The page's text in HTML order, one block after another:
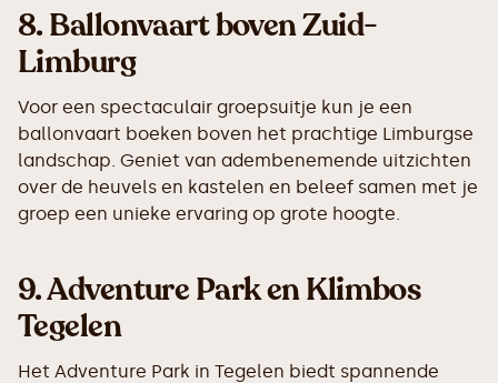
8.Ballonvaart boven Zuid-
Limburg
Voor een spectaculair groepsuitje kun je een
ballonvaart boeken boven het prachtige Limburgse
landschap. Geniet van adembenemende uitzichten
over de heuvels en kastelen en beleef samen met je
groep een unieke ervaring op grote hoogte.
9.Adventure Park en Klimbos
Tegelen
Het Adventure Park in Tegelen biedt spannende